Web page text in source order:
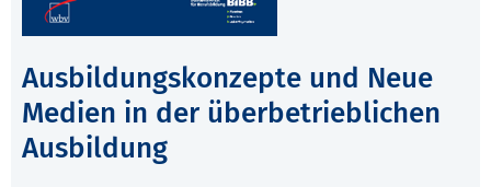
Ausbildungskonzepte und Neue
Medien in der überbetrieblichen
Ausbildung